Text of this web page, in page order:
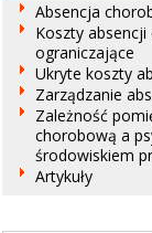
Absencja
Koszty
ograniczające
Ukryte koszty
Zarządzanie
Zależność
chorobową a
środowiskiem
Artykuły